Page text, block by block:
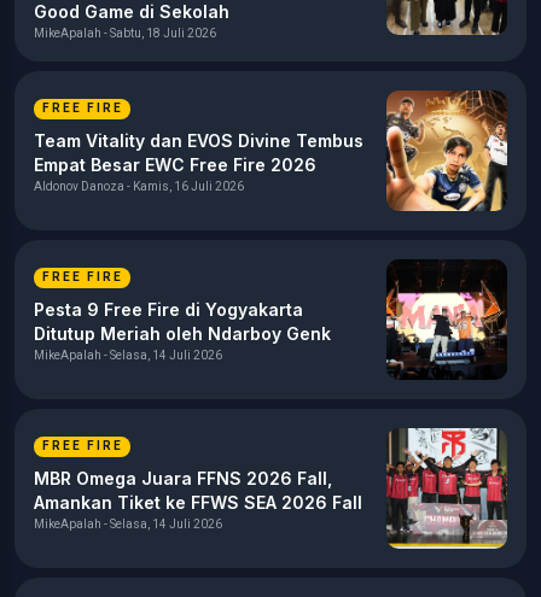
Good Game di Sekolah
MikeApalah - Sabtu, 18 Juli 2026
FREE FIRE
Team Vitality dan EVOS Divine Tembus
Empat Besar EWC Free Fire 2026
Aldonov Danoza - Kamis, 16 Juli 2026
FREE FIRE
Pesta 9 Free Fire di Yogyakarta
Ditutup Meriah oleh Ndarboy Genk
MikeApalah - Selasa, 14 Juli 2026
FREE FIRE
MBR Omega Juara FFNS 2026 Fall,
Amankan Tiket ke FFWS SEA 2026 Fall
MikeApalah - Selasa, 14 Juli 2026